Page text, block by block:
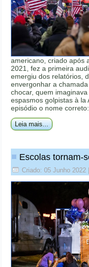
americano, criado após
2021, fez a primeira
emergiu dos relatórios,
envergonhar a
chocar, quem
espasmos golpistas à
episódio o nome
Leia mais...
Escolas tornam-
Criado: 05 Junho 2022